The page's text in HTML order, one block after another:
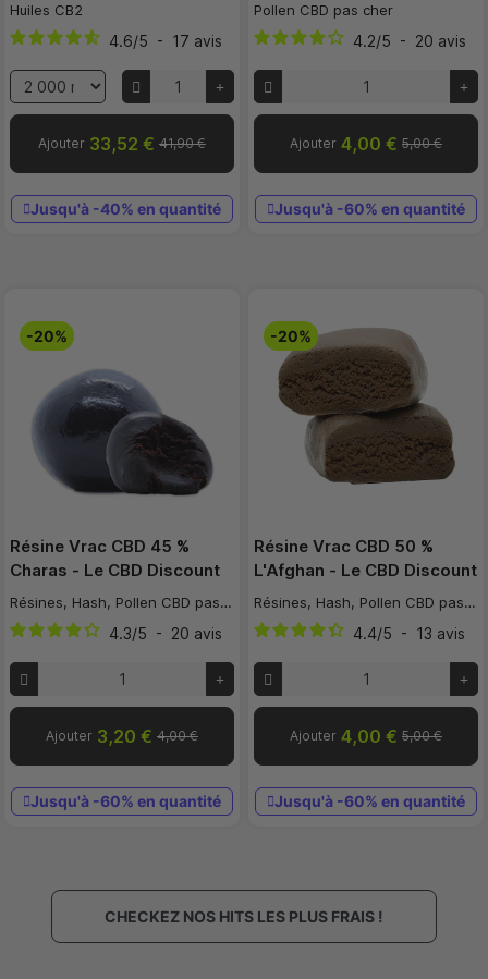
Huiles CB2
4.6/5 - 17 avis
Ajouter 33,52 € 41,90 €
Jusqu'à -40% en quantité
Pollen CBD pas cher
4.2/5 - 20 avis
Ajouter 4,00 € 5,00 €
Jusqu'à -60% en quantité
-20%
Résine Vrac CBD 45 %
Charas - Le CBD Discount
Résines, Hash, Pollen CBD pas cher
4.3/5 - 20 avis
Ajouter 3,20 € 4,00 €
Jusqu'à -60% en quantité
-20%
Résine Vrac CBD 50 %
L'Afghan - Le CBD Discount
Résines, Hash, Pollen CBD pas cher
4.4/5 - 13 avis
Ajouter 4,00 € 5,00 €
Jusqu'à -60% en quantité
CHECKEZ NOS HITS LES PLUS FRAIS !